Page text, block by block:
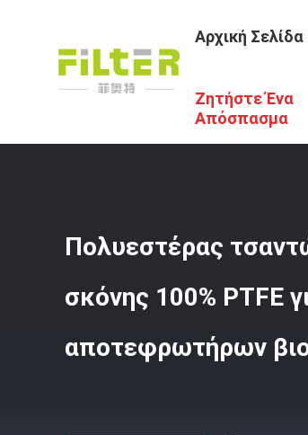
Αρχική Σελίδα
Ζητήστε Ένα
Απόσπασμα
Αρχική Σελίδα Προϊόντα / Σακούλες
Βιομηχανικών Αποβλήτων
Πολυεστέρας
σκόνης 100% PTFE
αποτεφρωτήρων